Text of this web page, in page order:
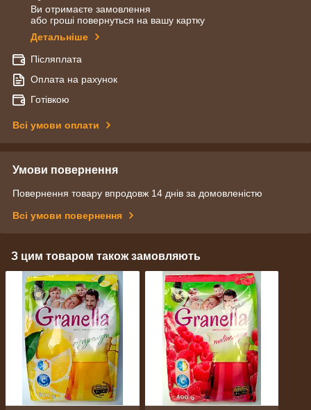
Ви отримаєте замовлення
або гроші повернуться на вашу картку
Детальніше
Післяплата
Оплата на рахунок
Готівкою
Всі умови оплати
Умови повернення
Повернення товару впродовж 14 днів за домовленістю
Всі умови повернення
З цим товаром також замовляють